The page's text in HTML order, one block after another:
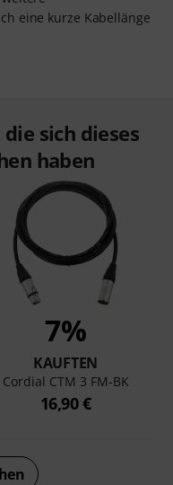
eine kurze Kabellänge
sich dieses
haben
7%
KAUFTEN
Cordial CTM 3 FM-BK
16,90 €